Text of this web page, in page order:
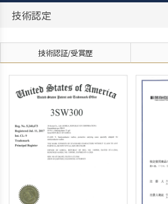
技術認定
技術認証/受賞歴